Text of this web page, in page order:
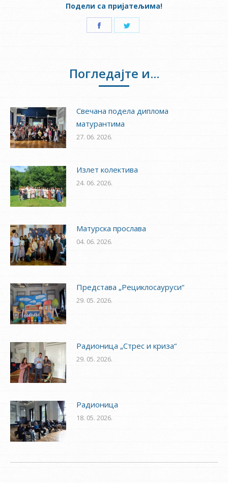
Подели са пријатељима!
Share
Погледајте и...
Свечана подела диплома
матурантима
27. 06. 2026.
Излет колектива
24. 06. 2026.
Матурска прослава
04. 06. 2026.
Представа „Рециклосауруси“
29. 05. 2026.
Радионица „Стрес и криза“
29. 05. 2026.
Радионица
18. 05. 2026.